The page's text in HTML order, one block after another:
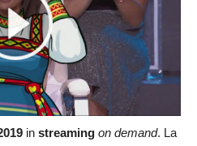
in streaming on demand. La